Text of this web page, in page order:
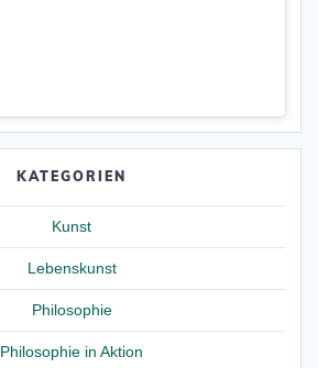
KATEGORIEN
Kunst
Lebenskunst
Philosophie
Philosophie in Aktion